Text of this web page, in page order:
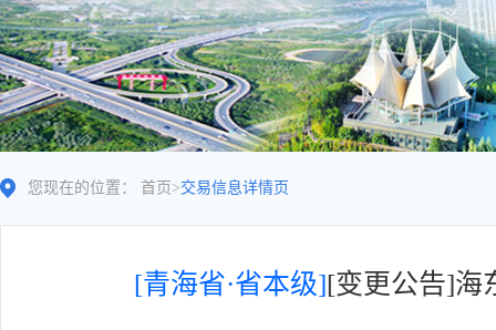
您现在的位置： 首页 >交易信息详情页
[青海省·省本级][变更公告]海